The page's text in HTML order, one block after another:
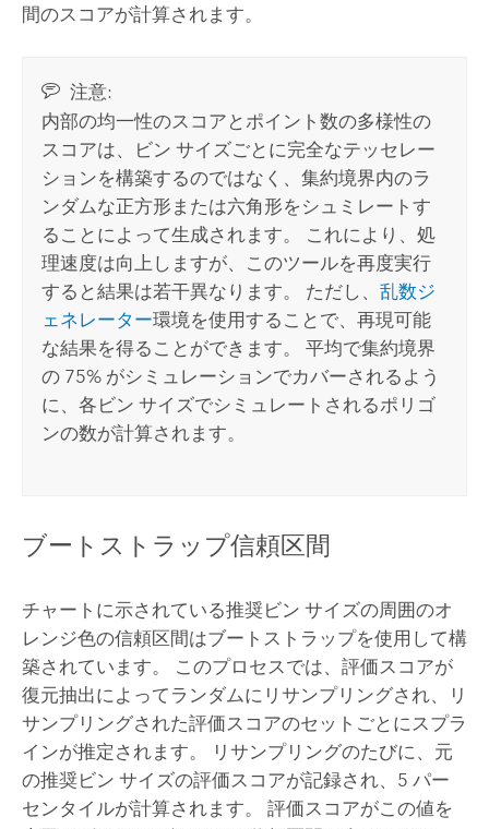
間のスコアが計算されます。
注意:
内部の均一性のスコアとポイント数の多様性の
スコアは、ビン サイズごとに完全なテッセレー
ションを構築するのではなく、集約境界内のラ
ンダムな正方形または六角形をシュミレートす
ることによって生成されます。 これにより、処
理速度は向上しますが、このツールを再度実行
すると結果は若干異なります。 ただし、乱数ジ
ェネレーター環境を使用することで、再現可能
な結果を得ることができます。 平均で集約境界
の 75% がシミュレーションでカバーされるよう
に、各ビン サイズでシミュレートされるポリゴ
ンの数が計算されます。
ブートストラップ信頼区間
チャートに示されている推奨ビン サイズの周囲のオ
レンジ色の信頼区間はブートストラップを使用して構
築されています。 このプロセスでは、評価スコアが
復元抽出によってランダムにリサンプリングされ、リ
サンプリングされた評価スコアのセットごとにスプラ
インが推定されます。 リサンプリングのたびに、元
の推奨ビン サイズの評価スコアが記録され、5 パー
センタイルが計算されます。 評価スコアがこの値を